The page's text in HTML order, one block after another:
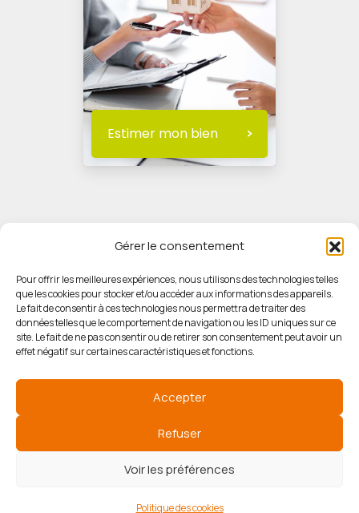
Gérer le consentement
Pour offrir les meilleures expériences, nous utilisons des technologies telles
que les cookies pour stocker et/ou accéder aux informations des appareils.
Le fait de consentir à ces technologies nous permettra de traiter des
données telles que le comportement de navigation ou les ID uniques sur ce
site. Le fait de ne pas consentir ou de retirer son consentement peut avoir un
effet négatif sur certaines caractéristiques et fonctions.
Accepter
Refuser
Voir les préférences
Politique des cookies
Estimer mon bien
© HORIZON IMMOBILIER
Mentions légales
Politique des cookies